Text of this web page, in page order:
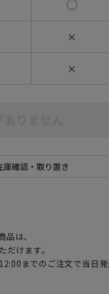
✕
✕
品は、
けます。
までのご注文で当日